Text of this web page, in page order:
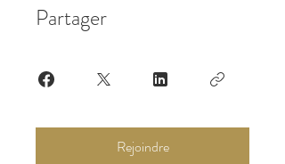
Partager
Rejoindre